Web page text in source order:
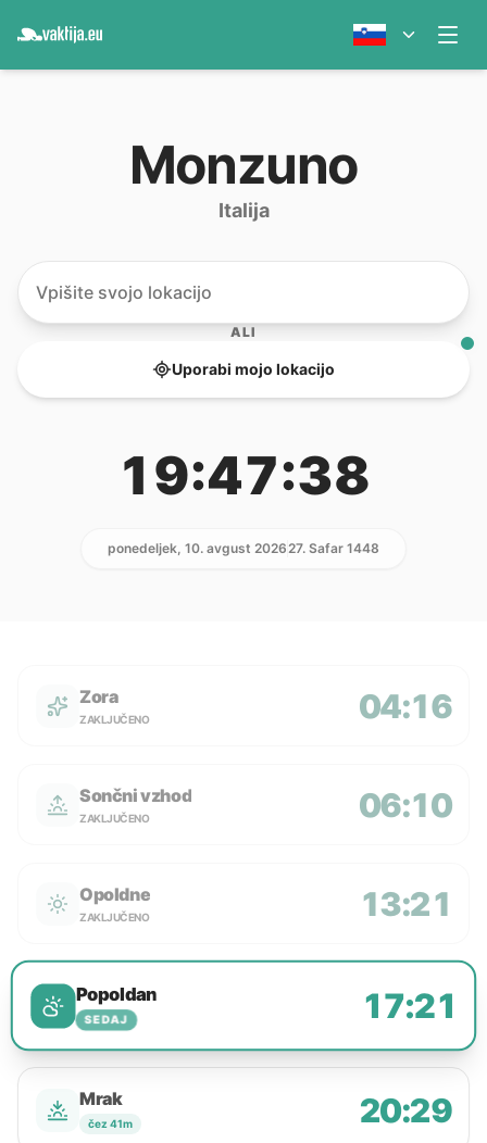
Monzuno
Italija
ALI
Uporabi mojo lokacijo
19:47:38
ponedeljek, 10. avgust 202627. Safar 1448
Zora
ZAKLJUČENO 04:16
Sončni vzhod
ZAKLJUČENO 06:10
Opoldne
ZAKLJUČENO 13:21
Popoldan
SEDAJ 17:21
Mrak
čez 41m 20:29